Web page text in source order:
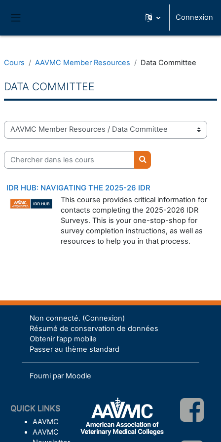
Connexion
Cours AAVMC Member Resources Data Committee
DATA COMMITTEE
Catégories de cours
Chercher dans les cours
Chercher dans les
IDR HUB: NAVIGATING THE 2025-26 IDR
This course provides critical information for
contacts completing the 2025-2026 IDR
Surveys. This is your one-stop-shop for
survey completion instructions, as well as
resources to help you in that process.
Non connecté. (Connexion)
Résumé de conservation de données
Obtenir l’app mobile
Passer au thème standard
Fourni par Moodle
QUICK LINKS
AAVMC
AAVMC